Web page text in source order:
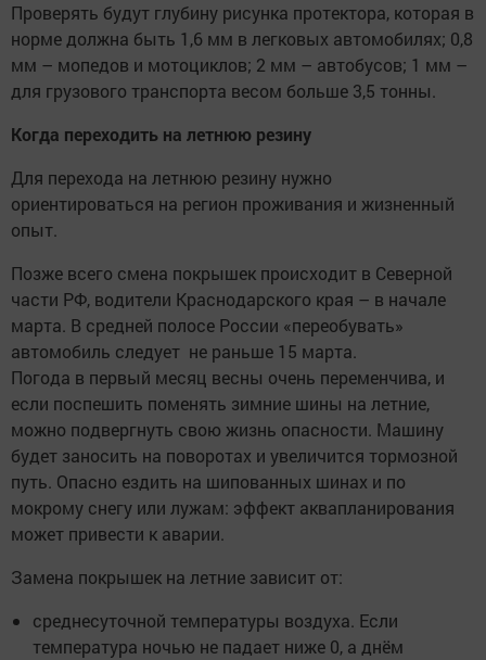
Проверять будут глубину рисунка протектора, которая в
норме должна быть 1,6 мм в легковых автомобилях; 0,8
мм – мопедов и мотоциклов; 2 мм – автобусов; 1 мм –
для грузового транспорта весом больше 3,5 тонны.
Когда переходить на летнюю резину
Для перехода на летнюю резину нужно
ориентироваться на регион проживания и жизненный
опыт.
Позже всего смена покрышек происходит в Северной
части РФ, водители Краснодарского края – в начале
марта. В средней полосе России «переобувать»
автомобиль следует не раньше 15 марта.
Погода в первый месяц весны очень переменчива, и
если поспешить поменять зимние шины на летние,
можно подвергнуть свою жизнь опасности. Машину
будет заносить на поворотах и увеличится тормозной
путь. Опасно ездить на шипованных шинах и по
мокрому снегу или лужам: эффект аквапланирования
может привести к аварии.
Замена покрышек на летние зависит от:
среднесуточной температуры воздуха. Если
температура ночью не падает ниже 0, а днём